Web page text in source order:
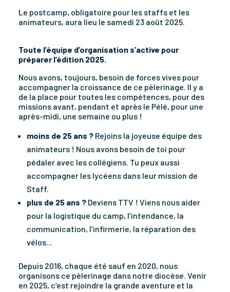
Le postcamp, obligatoire pour les staffs et les
animateurs, aura lieu le samedi 23 août 2025.
Toute l’équipe d’organisation s’active pour
préparer l’édition 2025.
Nous avons, toujours, besoin de forces vives pour
accompagner la croissance de ce pèlerinage. Il y a
de la place pour toutes les compétences, pour des
missions avant, pendant et après le Pélé, pour une
après-midi, une semaine ou plus !
moins de 25 ans ? Rejoins la joyeuse équipe des
animateurs ! Nous avons besoin de toi pour
pédaler avec les collégiens. Tu peux aussi
accompagner les lycéens dans leur mission de
Staff.
plus de 25 ans ? Deviens TTV ! Viens nous aider
pour la logistique du camp, l’intendance, la
communication, l’infirmerie, la réparation des
vélos...
Depuis 2016, chaque été sauf en 2020, nous
organisons ce pèlerinage dans notre diocèse. Venir
en 2025, c’est rejoindre la grande aventure et la